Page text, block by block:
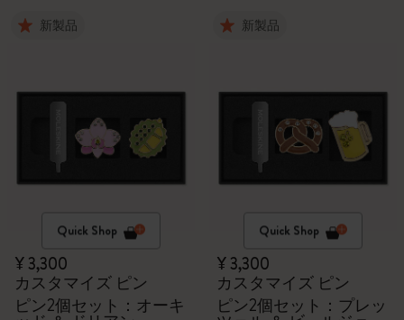
新製品
Quick Shop
¥ 3,300
カスタマイズ ピン
ピン2個セット：オーキ
新製品
Quick Shop
¥ 3,300
カスタマイズ ピン
ピン2個セット：プレッ